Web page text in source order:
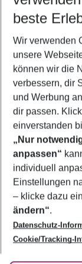
2
Footer
Footer
Über uns
AGB
Bestpreisgarantie
Cookie-
Cookie-Richtlinie
Barrierefreies
Folge uns
beste
Wir verwenden
unsere
können wir die
verbessern, dir
und Werbung
dir passen.
einverstanden
„Nur
anpassen“
individuell
Einstellungen
– klicke dazu
ändern“.
Datenschutz-
Cookie/Tracking-